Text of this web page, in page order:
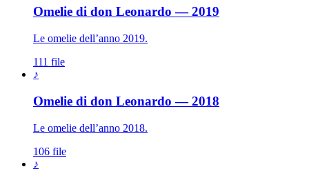
Omelie di don Leonardo — 2019
Le omelie dell’anno 2019.
111 file
♪
Omelie di don Leonardo — 2018
Le omelie dell’anno 2018.
106 file
♪